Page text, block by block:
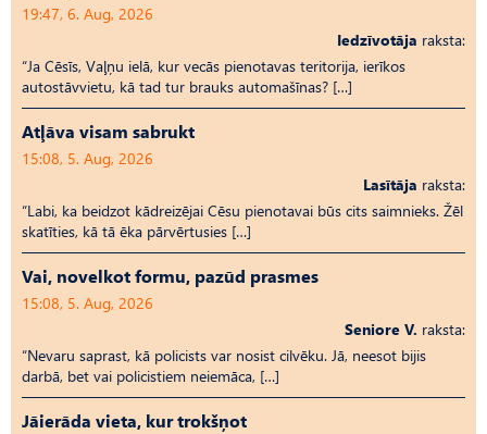
19:47, 6. Aug, 2026
Iedzīvotāja raksta:
“Ja Cēsīs, Vaļņu ielā, kur vecās pienotavas teritorija, ierīkos
autostāvvietu, kā tad tur brauks automašīnas? […]
Atļāva visam sabrukt
15:08, 5. Aug, 2026
Lasītāja raksta:
“Labi, ka beidzot kādreizējai Cēsu pienotavai būs cits saimnieks. Žēl
skatīties, kā tā ēka pārvērtusies […]
Vai, novelkot formu, pazūd prasmes
15:08, 5. Aug, 2026
Seniore V. raksta:
“Nevaru saprast, kā policists var nosist cilvēku. Jā, neesot bijis
darbā, bet vai policistiem neiemāca, […]
Jāierāda vieta, kur trokšņot